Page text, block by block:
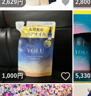
2,629円 いい
2,800
1,000円 いい
5,330